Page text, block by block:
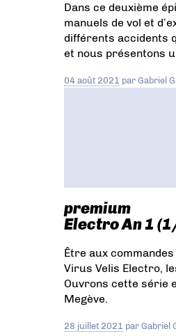
Dans ce deuxième
manuels de vol et
différents accidents
et nous présentons
04 août 2021 par Gabriel
premium
Electro An 1
Être aux
Virus Velis Electro,
Ouvrons cette série
Megève.
28 juillet 2021 par Gabriel